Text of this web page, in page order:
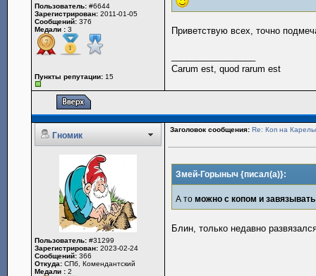
Пользователь: #6644
Зарегистрирован: 2011-01-05
Сообщений: 376
Медали : 3
Пункты репутации: 15
Приветствую всех, точно
Carum est, quod rarum est
Гномик
Заголовок сообщения: Re: Коп на
Пользователь: #31299
Зарегистрирован: 2023-02-24
Сообщений: 366
Откуда: СПб, Комендантский
Медали : 2
Змей-Горыныч {писал(а)}:
А томожно с копом и завязывать
Блин, только недавно